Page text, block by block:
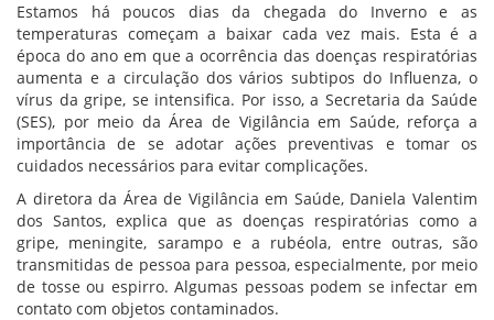
Estamos há poucos dias da chegada do Inverno e as
temperaturas começam a baixar cada vez mais. Esta é a
época do ano em que a ocorrência das doenças respiratórias
aumenta e a circulação dos vários subtipos do Influenza, o
vírus da gripe, se intensifica. Por isso, a Secretaria da Saúde
(SES), por meio da Área de Vigilância em Saúde, reforça a
importância de se adotar ações preventivas e tomar os
cuidados necessários para evitar complicações.
A diretora da Área de Vigilância em Saúde, Daniela Valentim
dos Santos, explica que as doenças respiratórias como a
gripe, meningite, sarampo e a rubéola, entre outras, são
transmitidas de pessoa para pessoa, especialmente, por meio
de tosse ou espirro. Algumas pessoas podem se infectar em
contato com objetos contaminados.